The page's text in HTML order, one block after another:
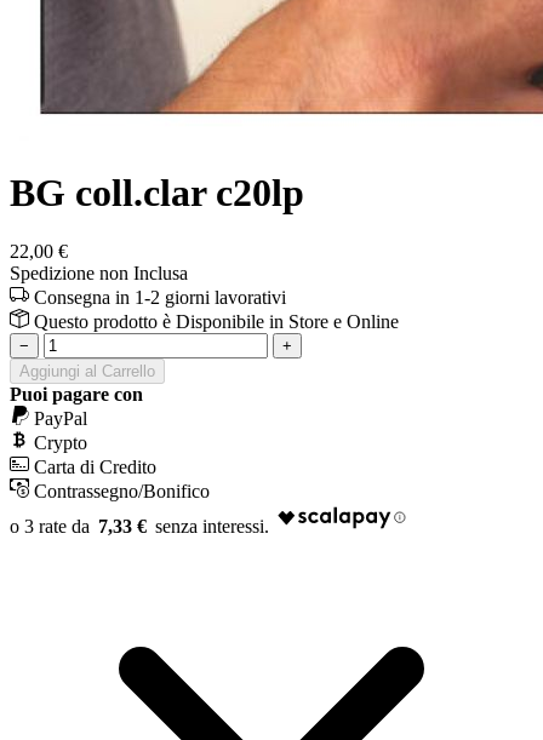
BG coll.clar c20lp
22,00 €
Spedizione non Inclusa
Consegna in 1-2 giorni lavorativi
Questo prodotto è Disponibile in Store e Online
−
+
Aggiungi al Carrello
Puoi pagare con
PayPal
Crypto
Carta di Credito
Contrassegno/Bonifico
7,33 €